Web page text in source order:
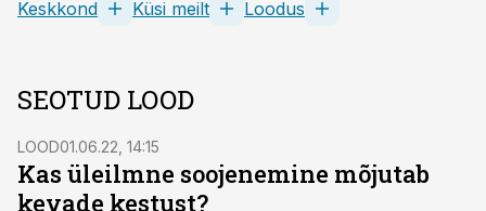
Keskkond Küsi meilt Loodus
SEOTUD LOOD
LOOD01.06.22, 14:15
Kas üleilmne soojenemine mõjutab
kevade kestust?